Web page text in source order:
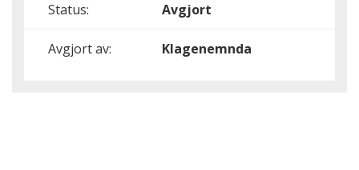
Status: Avgjort
Avgjort av: Klagenemnda